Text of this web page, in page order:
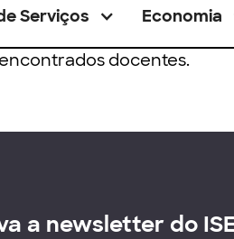
Serviços Economia
docentes.
a newsletter do